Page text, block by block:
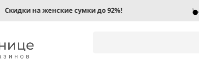
на женские сумки до 92%!